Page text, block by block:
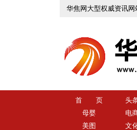
华焦网大型权威资讯
首 页 头
母婴
电
美图
文